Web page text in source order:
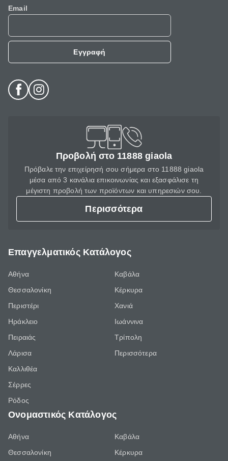
Email
Εγγραφή
Προβολή στο 11888 giaola
Πρόβαλε την επιχείρησή σου σήμερα στο 11888 giaola
μέσα από 3 κανάλια επικοινωνίας και εξασφάλισε τη
μέγιστη προβολή των προϊόντων και υπηρεσιών σου.
Περισσότερα
Επαγγελματικός Κατάλογος
Αθήνα
Θεσσαλονίκη
Περιστέρι
Ηράκλειο
Πειραιάς
Λάρισα
Καλλιθέα
Σέρρες
Ρόδος
Καβάλα
Κέρκυρα
Χανιά
Ιωάννινα
Τρίπολη
Περισσότερα
Ονομαστικός Κατάλογος
Αθήνα
Θεσσαλονίκη
Καβάλα
Κέρκυρα